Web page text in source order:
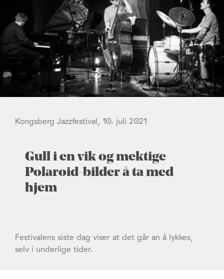
Kongsberg Jazzfestival, 10. juli 2021
Gull i en vik og mektige
Polaroid-bilder å ta med
hjem
Festivalens siste dag viser at det går an å lykkes,
selv i underlige tider.